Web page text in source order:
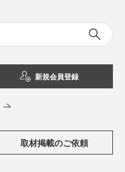
新規会員登録
取材掲載のご依頼